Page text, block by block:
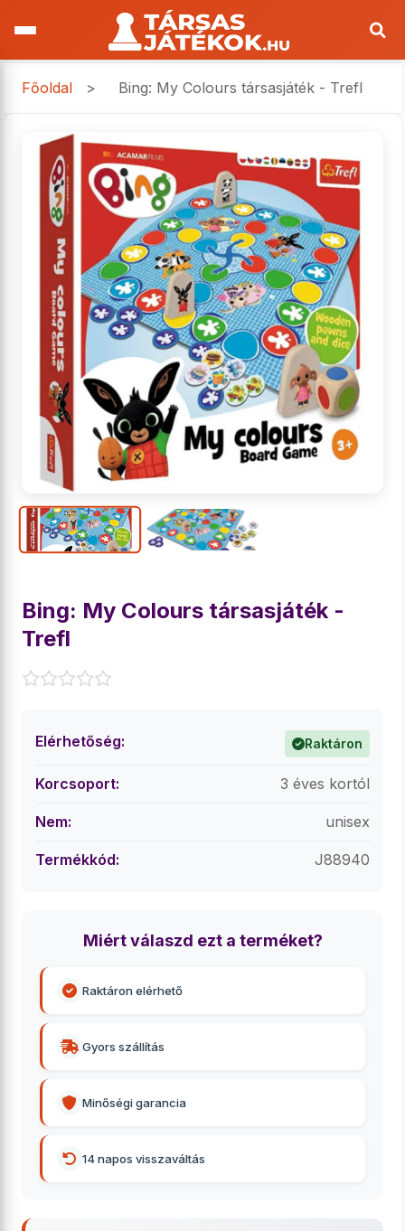
Főoldal > Bing: My Colours társasjáték - Trefl
Bing: My Colours társasjáték -
Trefl
Elérhetőség: Raktáron
Korcsoport: 3 éves kortól
Nem: unisex
Termékkód: J88940
Miért válaszd ezt a terméket?
Raktáron elérhető
Gyors szállítás
Minőségi garancia
14 napos visszaváltás